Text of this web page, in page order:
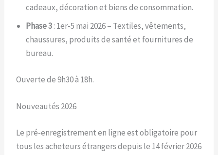
cadeaux, décoration et biens de consommation.
Phase 3: 1er-5 mai 2026 – Textiles, vêtements,
chaussures, produits de santé et fournitures de
bureau.
Ouverte de 9h30 à 18h.​
Nouveautés 2026
Le pré-enregistrement en ligne est obligatoire pour
tous les acheteurs étrangers depuis le 14 février 2026